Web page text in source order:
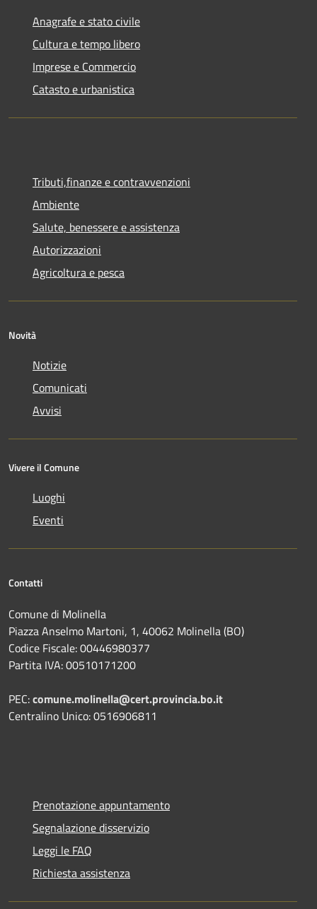
Anagrafe e stato civile
Cultura e tempo libero
Imprese e Commercio
Catasto e urbanistica
Tributi,finanze e contravvenzioni
Ambiente
Salute, benessere e assistenza
Autorizzazioni
Agricoltura e pesca
Novità
Notizie
Comunicati
Avvisi
Vivere il Comune
Luoghi
Eventi
Contatti
Comune di Molinella
Piazza Anselmo Martoni, 1, 40062 Molinella (BO)
Codice Fiscale: 00446980377
Partita IVA: 00510171200
PEC:comune.molinella@cert.provincia.bo.it
Centralino Unico: 0516906811
Prenotazione appuntamento
Segnalazione disservizio
Leggi le FAQ
Richiesta assistenza